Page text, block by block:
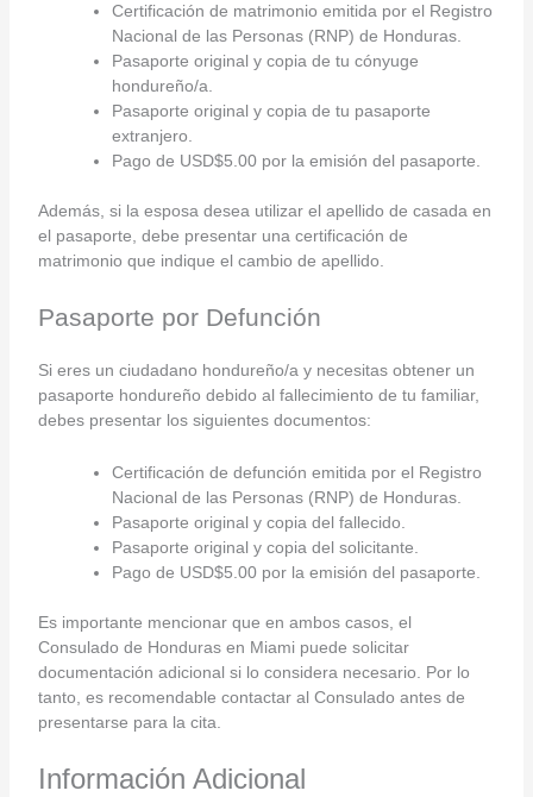
Certificación de matrimonio emitida por el Registro
Nacional de las Personas (RNP) de Honduras.
Pasaporte original y copia de tu cónyuge
hondureño/a.
Pasaporte original y copia de tu pasaporte
extranjero.
Pago de USD$5.00 por la emisión del pasaporte.
Además, si la esposa desea utilizar el apellido de casada en
el pasaporte, debe presentar una certificación de
matrimonio que indique el cambio de apellido.
Pasaporte por Defunción
Si eres un ciudadano hondureño/a y necesitas obtener un
pasaporte hondureño debido al fallecimiento de tu familiar,
debes presentar los siguientes documentos:
Certificación de defunción emitida por el Registro
Nacional de las Personas (RNP) de Honduras.
Pasaporte original y copia del fallecido.
Pasaporte original y copia del solicitante.
Pago de USD$5.00 por la emisión del pasaporte.
Es importante mencionar que en ambos casos, el
Consulado de Honduras en Miami puede solicitar
documentación adicional si lo considera necesario. Por lo
tanto, es recomendable contactar al Consulado antes de
presentarse para la cita.
Información Adicional